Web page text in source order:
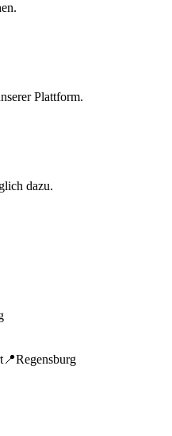
Plattform.
dazu.
📍Regensburg